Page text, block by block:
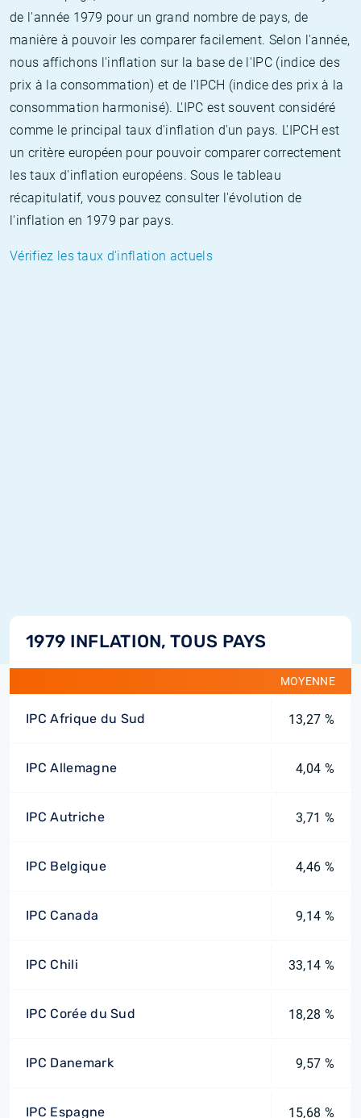
de l'année 1979 pour un grand nombre de pays, de
manière à pouvoir les comparer facilement. Selon l'année,
nous affichons l'inflation sur la base de l'IPC (indice des
prix à la consommation) et de l'IPCH (indice des prix à la
consommation harmonisé). L'IPC est souvent considéré
comme le principal taux d'inflation d'un pays. L'IPCH est
un critère européen pour pouvoir comparer correctement
les taux d'inflation européens. Sous le tableau
récapitulatif, vous pouvez consulter l'évolution de
l'inflation en 1979 par pays.
Vérifiez les taux d'inflation actuels
1979 INFLATION, TOUS PAYS
MOYENNE
IPC Afrique du Sud 13,27 %
IPC Allemagne 4,04 %
IPC Autriche 3,71 %
IPC Belgique 4,46 %
IPC Canada 9,14 %
IPC Chili 33,14 %
IPC Corée du Sud 18,28 %
IPC Danemark 9,57 %
IPC Espagne 15,68 %